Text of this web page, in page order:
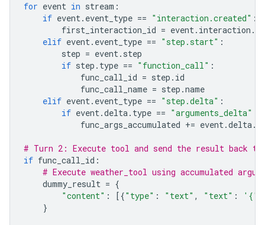
for event in stream :
if event. event_type == "interaction.created" :
first_interaction_id = event. interaction .
elif event. event_type == "step.start" :
step = event. step
if step . type == "function_call" :
func_call_id = step . id
func_call_name = step .name
elif event. event_type == "step.delta" :
if event.delta. type == "arguments_delta"
func_args_accumulated += event.delta.
# Turn 2: Execute tool and send the result back to
if func_call_id :
# Execute weather_tool using accumulated
dummy_result = {
"content" : [{"type" : "text" , "text" :
}